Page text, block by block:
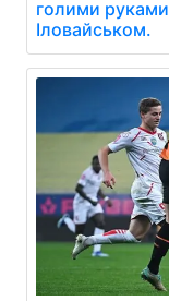
голими
Іловайськом.